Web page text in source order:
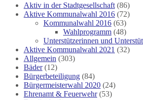
Aktiv in der Stadtgesellschaft (86)
Aktive Kommunalwahl 2016 (72)
Kommunalwahl 2016 (63)
Wahlprogramm (48)
Unterstützerinnen und
Aktive Kommunalwahl 2021 (32)
Allgemein (303)
Bäder(12)
Bürgerbeteiligung (84)
Bürgermeisterwahl 2020 (24)
Ehrenamt & Feuerwehr(53)